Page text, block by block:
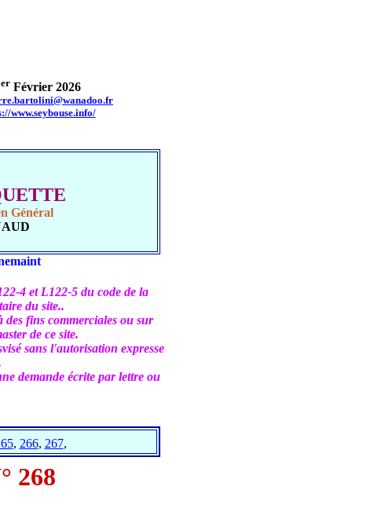
er Février 2026
www.seybouse.info/
Général
4 et L122-5 du code de la
du site..
des fins commerciales ou sur
de ce site.
sans l'autorisation expresse
demande écrite par lettre ou
, 266, 267,
268